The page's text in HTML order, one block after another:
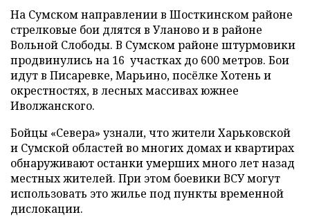
На Сумском направлении в Шосткинском районе
стрелковые бои длятся в Уланово и в районе
Вольной Слободы. В Сумском районе штурмовики
продвинулись на 16 участках до 600 метров. Бои
идут в Писаревке, Марьино, посёлке Хотень и
окрестностях, в лесных массивах южнее
Иволжанского.
Бойцы «Севера» узнали, что жители Харьковской
и Сумской областей во многих домах и квартирах
обнаруживают останки умерших много лет назад
местных жителей. При этом боевики ВСУ могут
использовать это жилье под пункты временной
дислокации.